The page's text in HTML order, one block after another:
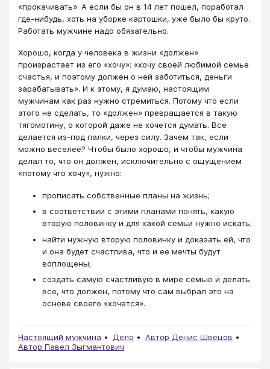
«прокачивать». А если бы он в 14 лет пошел, поработал
где-нибудь, хоть на уборке картошки, уже было бы круто.
Работать мужчине надо обязательно.
Хорошо, когда у человека в жизни «должен»
произрастает из его «хочу»: «хочу своей любимой семье
счастья, и поэтому должен о ней заботиться, деньги
зарабатывать». И к этому, я думаю, настоящим
мужчинам как раз нужно стремиться. Потому что если
этого не сделать, то «должен» превращается в такую
тягомотину, о которой даже не хочется думать. Все
делается из-под палки, через силу. Зачем так, если
можно веселее? Чтобы было хорошо, и чтобы мужчина
делал то, что он должен, исключительно с ощущением
«потому что хочу», нужно:
прописать собственные планы на жизнь;
в соответствии с этими планами понять, какую
вторую половинку и для какой семьи нужно искать;
найти нужную вторую половинку и доказать ей, что
и она будет счастлива, что и ее мечты будут
воплощены;
создать самую счастливую в мире семью и делать
все, что должен, потому что сам выбрал это на
основе своего «хочется».
Настоящий мужчина Дело
Автор Денис Швецов
Автор Павел Зыгмантович